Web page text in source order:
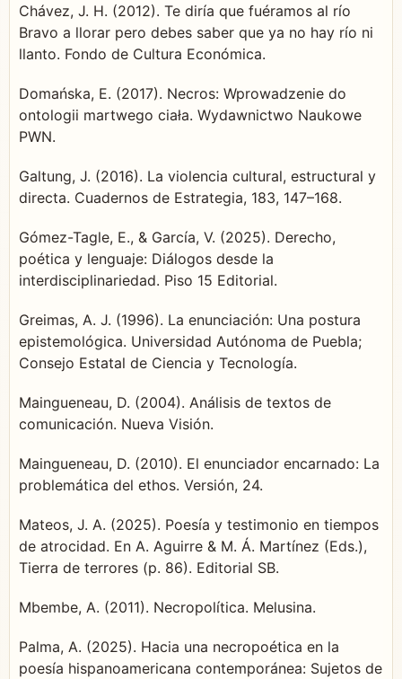
Chávez, J. H. (2012). Te diría que fuéramos al río
Bravo a llorar pero debes saber que ya no hay río ni
llanto. Fondo de Cultura Económica.
Domańska, E. (2017). Necros: Wprowadzenie do
ontologii martwego ciała. Wydawnictwo Naukowe
PWN.
Galtung, J. (2016). La violencia cultural, estructural y
directa. Cuadernos de Estrategia, 183, 147–168.
Gómez-Tagle, E., & García, V. (2025). Derecho,
poética y lenguaje: Diálogos desde la
interdisciplinariedad. Piso 15 Editorial.
Greimas, A. J. (1996). La enunciación: Una postura
epistemológica. Universidad Autónoma de Puebla;
Consejo Estatal de Ciencia y Tecnología.
Maingueneau, D. (2004). Análisis de textos de
comunicación. Nueva Visión.
Maingueneau, D. (2010). El enunciador encarnado: La
problemática del ethos. Versión, 24.
Mateos, J. A. (2025). Poesía y testimonio en tiempos
de atrocidad. En A. Aguirre & M. Á. Martínez (Eds.),
Tierra de terrores (p. 86). Editorial SB.
Mbembe, A. (2011). Necropolítica. Melusina.
Palma, A. (2025). Hacia una necropoética en la
poesía hispanoamericana contemporánea: Sujetos de